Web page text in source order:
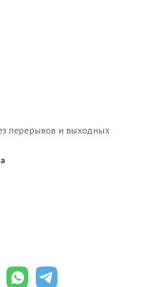
перерывов и выходных